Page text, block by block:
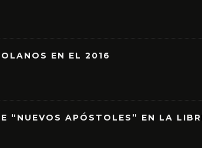
EN EL 2016
“NUEVOS APÓSTOLES” EN LA